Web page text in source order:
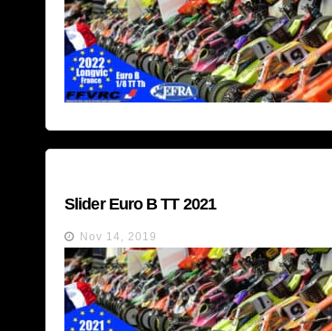
Slider Euro B TT 2021
Nov 14, 2019